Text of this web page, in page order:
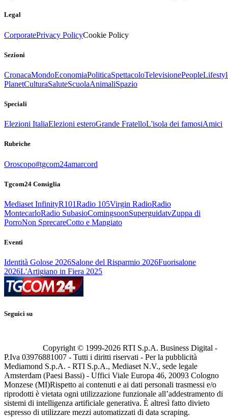
Legal
CorporatePrivacy PolicyCookie Policy
Sezioni
CronacaMondoEconomiaPoliticaSpettacoloTelevisionePeople
PlanetCulturaSaluteScuolaAnimaliSpazio
Speciali
Elezioni ItaliaElezioni esteroGrande FratelloL'isola dei famosiAmici
Rubriche
Oroscopo#tgcom24amarcord
Tgcom24 Consiglia
Mediaset InfinityR101Radio 105Virgin RadioRadio
MontecarloRadio SubasioComingsoonSuperguidatvZuppa di
PorroNon SprecareCotto e Mangiato
Eventi
Identità Golose 2026Salone del Risparmio 2026Fuorisalone
2026L'Artigiano in Fiera 2025
Seguici su
Copyright © 1999-2026 RTI S.p.A. Business Digital -
P.Iva 03976881007 - Tutti i diritti riservati - Per la pubblicità
Mediamond S.p.A. - RTI S.p.A., Mediaset N.V., sede legale
Amsterdam (Paesi Bassi) - Uffici Viale Europa 46, 20093 Cologno
Monzese (MI)Rispetto ai contenuti e ai dati personali trasmessi e/o
riprodotti è vietata ogni utilizzazione funzionale all’addestramento di
sistemi di intelligenza artificiale generativa. È altresì fatto divieto
espresso di utilizzare mezzi automatizzati di data scraping.